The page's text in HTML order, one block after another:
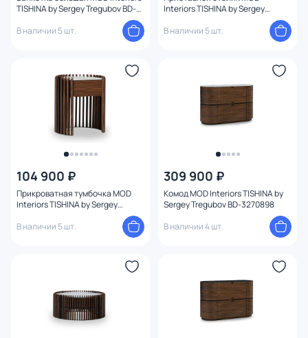
TISHINA by Sergey Tregubov BD-
3270902 136х46х43 см, бежевая
В наличии 5 шт.
Interiors TISHINA by Sergey
В наличии 5 шт.
104 900 ₽
Прикроватная тумбочка MOD
Interiors TISHINA by Sergey
В наличии 5 шт.
309 900 ₽
Комод MOD Interiors TISHINA by
Sergey Tregubov BD-3270898
В наличии 4 шт.